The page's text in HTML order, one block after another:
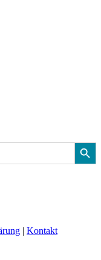
Search Button
| Kontakt